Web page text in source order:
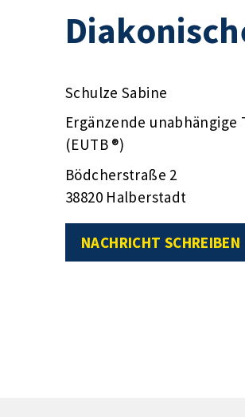
Schulze Sabine
Ergänzende
(EUTB ®)
Bödcherstraße 2
38820 Halberstadt
NACHRICHT SCHREIBEN